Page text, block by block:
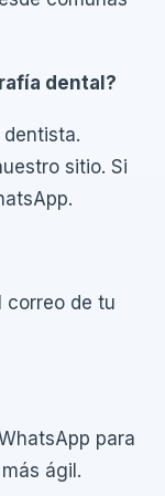
dental?
sitio. Si
correo de tu
para
ágil.